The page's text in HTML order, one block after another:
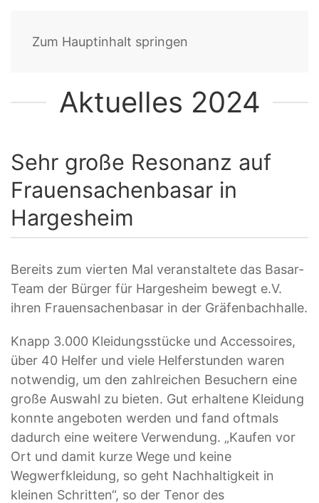
Zum Hauptinhalt springen
Aktuelles 2024
Sehr große Resonanz auf
Frauensachenbasar in
Hargesheim
Bereits zum vierten Mal veranstaltete das Basar-
Team der Bürger für Hargesheim bewegt e.V.
ihren Frauensachenbasar in der Gräfenbachhalle.
Knapp 3.000 Kleidungsstücke und Accessoires,
über 40 Helfer und viele Helferstunden waren
notwendig, um den zahlreichen Besuchern eine
große Auswahl zu bieten. Gut erhaltene Kleidung
konnte angeboten werden und fand oftmals
dadurch eine weitere Verwendung. „Kaufen vor
Ort und damit kurze Wege und keine
Wegwerfkleidung, so geht Nachhaltigkeit in
kleinen Schritten“, so der Tenor des